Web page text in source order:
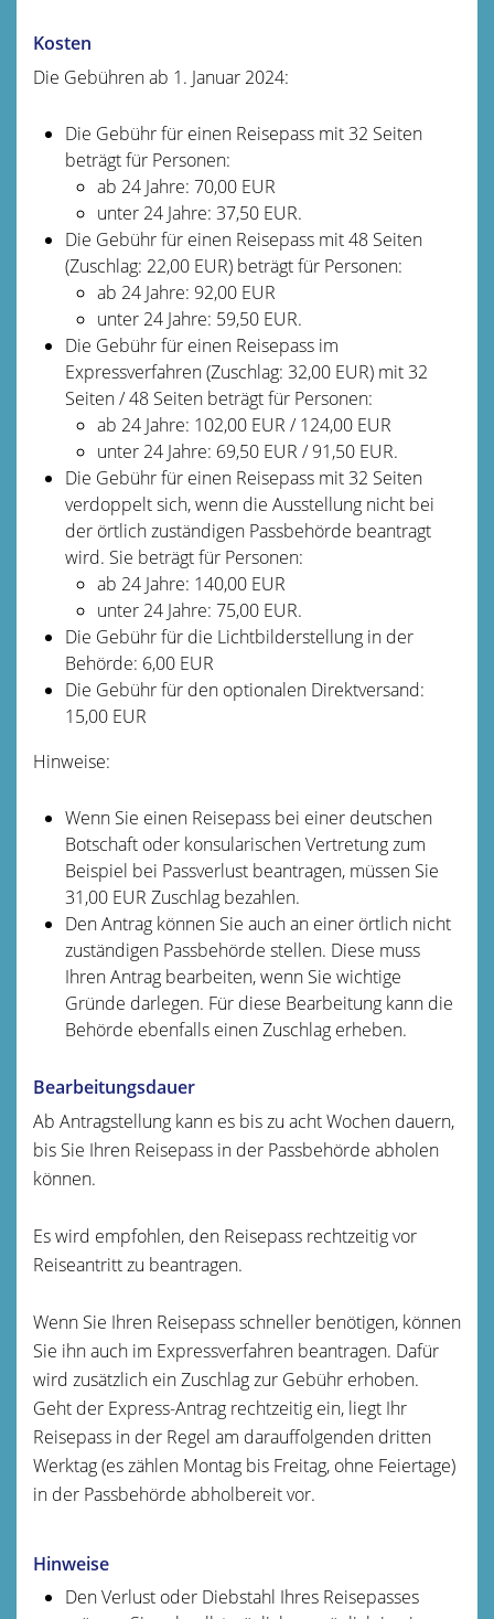
Kosten
Die Gebühren ab 1. Januar 2024:
Die Gebühr für einen Reisepass mit 32 Seiten
beträgt für Personen:
ab 24 Jahre: 70,00 EUR
unter 24 Jahre: 37,50 EUR.
Die Gebühr für einen Reisepass mit 48 Seiten
(Zuschlag: 22,00 EUR) beträgt für Personen:
ab 24 Jahre: 92,00 EUR
unter 24 Jahre: 59,50 EUR.
Die Gebühr für einen Reisepass im
Expressverfahren (Zuschlag: 32,00 EUR) mit 32
Seiten / 48 Seiten beträgt für Personen:
ab 24 Jahre: 102,00 EUR / 124,00 EUR
unter 24 Jahre: 69,50 EUR / 91,50 EUR.
Die Gebühr für einen Reisepass mit 32 Seiten
verdoppelt sich,wenn die Ausstellung nicht bei
der örtlich zuständigen Passbehörde beantragt
wird. Sie beträgt für Personen:
ab 24 Jahre: 140,00 EUR
unter 24 Jahre: 75,00 EUR.
Die Gebühr für die Lichtbilderstellung in der
Behörde: 6,00 EUR
Die Gebühr für den optionalen Direktversand:
15,00 EUR
Hinweise:
Wenn Sie einen Reisepass bei einer deutschen
Botschaft oder konsularischen Vertretung zum
Beispiel bei Passverlust beantragen, müssen Sie
31,00 EUR Zuschlag bezahlen.
Den Antrag können Sie auch an einer örtlich nicht
zuständigen Passbehörde stellen. Diese muss
Ihren Antrag bearbeiten, wenn Sie wichtige
Gründe darlegen. Für diese Bearbeitung kann die
Behörde ebenfalls einen Zuschlag erheben.
Bearbeitungsdauer
Ab Antragstellung kann es bis zu acht Wochen dauern,
bis Sie Ihren Reisepass in der Passbehörde abholen
können.
Es wird empfohlen, den Reisepass rechtzeitig vor
Reiseantritt zu beantragen.
Wenn Sie Ihren Reisepass schneller benötigen, können
Sie ihn auch im Expressverfahren beantragen. Dafür
wird zusätzlich ein Zuschlag zur Gebühr erhoben.
Geht der Express-Antrag rechtzeitig ein, liegt Ihr
Reisepass in der Regel am darauffolgenden dritten
Werktag (es zählen Montag bis Freitag, ohne Feiertage)
in der Passbehörde abholbereit vor.
Hinweise
Den Verlust oder Diebstahl Ihres Reisepasses